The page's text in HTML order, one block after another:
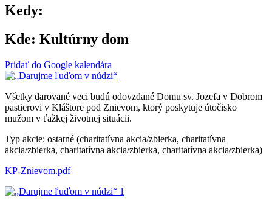
Kedy:
Kde: Kultúrny dom
Pridať do Google kalendára
Všetky darované veci budú odovzdané Domu sv. Jozefa v Dobrom
pastierovi v Kláštore pod Znievom, ktorý poskytuje útočisko
mužom v ťažkej životnej situácii.
Typ akcie: ostatné (charitatívna akcia/zbierka, charitatívna
akcia/zbierka, charitatívna akcia/zbierka, charitatívna akcia/zbierka)
KP-Znievom.pdf